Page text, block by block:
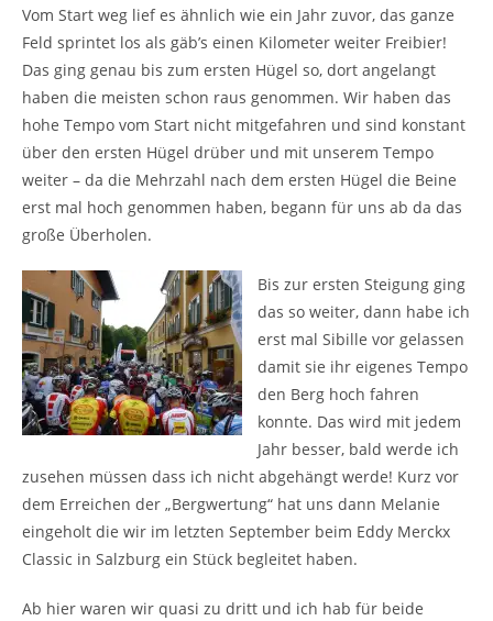
Vom Start weg lief es ähnlich wie ein Jahr zuvor, das ganze
Feld sprintet los als gäb’s einen Kilometer weiter Freibier!
Das ging genau bis zum ersten Hügel so, dort angelangt
haben die meisten schon raus genommen. Wir haben das
hohe Tempo vom Start nicht mitgefahren und sind konstant
über den ersten Hügel drüber und mit unserem Tempo
weiter – da die Mehrzahl nach dem ersten Hügel die Beine
erst mal hoch genommen haben, begann für uns ab da das
große Überholen.
Bis zur ersten Steigung ging
das so weiter, dann habe ich
erst mal Sibille vor gelassen
damit sie ihr eigenes Tempo
den Berg hoch fahren
konnte. Das wird mit jedem
Jahr besser, bald werde ich
zusehen müssen dass ich nicht abgehängt werde! Kurz vor
dem Erreichen der „Bergwertung“ hat uns dann Melanie
eingeholt die wir im letzten September beim Eddy Merckx
Classic in Salzburg ein Stück begleitet haben.
Ab hier waren wir quasi zu dritt und ich hab für beide